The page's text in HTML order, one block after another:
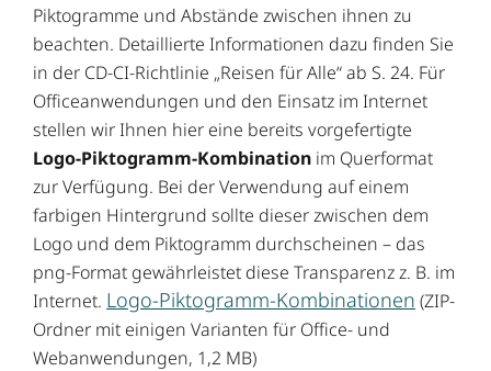
Piktogramme und Abstände zwischen ihnen zu
beachten. Detaillierte Informationen dazu finden Sie
in der CD-CI-Richtlinie „Reisen für Alle“ ab S. 24. Für
Officeanwendungen und den Einsatz im Internet
stellen wir Ihnen hier eine bereits vorgefertigte
Logo-Piktogramm-Kombination im Querformat
zur Verfügung. Bei der Verwendung auf einem
farbigen Hintergrund sollte dieser zwischen dem
Logo und dem Piktogramm durchscheinen – das
png-Format gewährleistet diese Transparenz z. B. im
Internet. Logo-Piktogramm-Kombinationen (ZIP-
Ordner mit einigen Varianten für Office- und
Webanwendungen, 1,2 MB)